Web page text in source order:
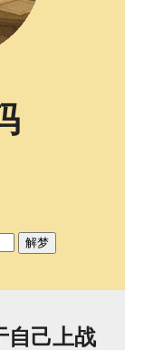
自己上战
解梦